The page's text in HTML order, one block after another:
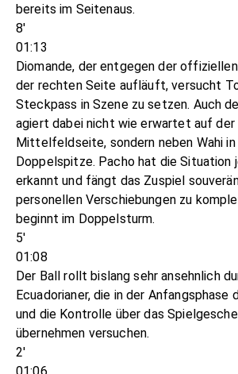
bereits im Seitenaus.
8'
01:13
Diomande, der entgegen der
der rechten Seite aufläuft, versucht
Steckpass in Szene zu setzen. Auch
agiert dabei nicht wie erwartet auf der
Mittelfeldseite, sondern neben Wahi in
Doppelspitze. Pacho hat die Situation
erkannt und fängt das Zuspiel
personellen Verschiebungen zu
beginnt im Doppelsturm.
5'
01:08
Der Ball rollt bislang sehr ansehnlich
Ecuadorianer, die in der Anfangsphase
und die Kontrolle über das
übernehmen versuchen.
2'